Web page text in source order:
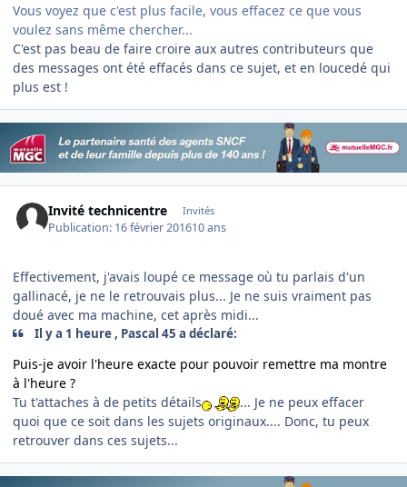
Vous voyez que c'est plus facile, vous effacez ce que vous
voulez sans même chercher...
C'est pas beau de faire croire aux autres contributeurs que
des messages ont été effacés dans ce sujet, et en loucedé qui
plus est !
Invité technicentre Invités
Publication: 16 février 201610 ans
Effectivement, j'avais loupé ce message où tu parlais d'un
gallinacé, je ne le retrouvais plus... Je ne suis vraiment pas
doué avec ma machine, cet après midi...
Il y a 1 heure , Pascal 45 a déclaré:
Puis-je avoir l'heure exacte pour pouvoir remettre ma montre
à l'heure ?
Tu t'attaches à de petits détails
... Je ne peux effacer
quoi que ce soit dans les sujets originaux.... Donc, tu peux
retrouver dans ces sujets...